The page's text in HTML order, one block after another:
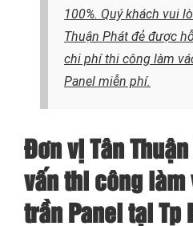
100%. Quý khách vui
Thuận Phát đẻ được
chi phí thi công làm
Panel miễn phí.
Đơn vị Tân
vấn thi công làm
trần Panel tại Tp